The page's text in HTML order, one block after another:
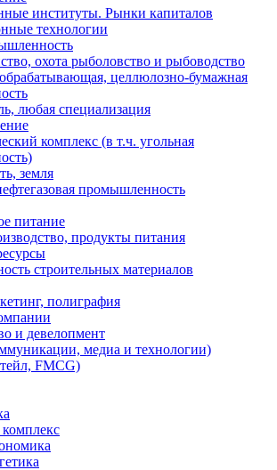
институты. Рынки капиталов
технологии
охота рыболовство и рыбоводство
целлюлозно-бумажная
любая специализация
комплекс (в т.ч. угольная
земля
промышленность
питание
продукты питания
строительных материалов
полиграфия
и девелопмент
медиа и технологии)
FMCG)